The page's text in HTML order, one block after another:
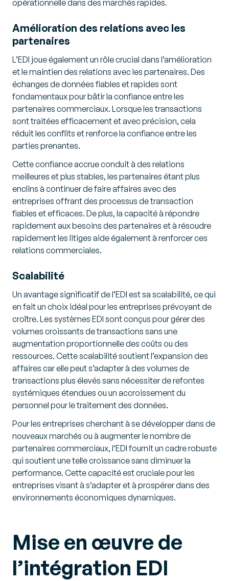
opérationnelle dans des marchés rapides.
Amélioration des relations avec les
partenaires
L’EDI joue également un rôle crucial dans l’amélioration
et le maintien des relations avec les partenaires. Des
échanges de données fiables et rapides sont
fondamentaux pour bâtir la confiance entre les
partenaires commerciaux. Lorsque les transactions
sont traitées efficacement et avec précision, cela
réduit les conflits et renforce la confiance entre les
parties prenantes.
Cette confiance accrue conduit à des relations
meilleures et plus stables, les partenaires étant plus
enclins à continuer de faire affaires avec des
entreprises offrant des processus de transaction
fiables et efficaces. De plus, la capacité à répondre
rapidement aux besoins des partenaires et à résoudre
rapidement les litiges aide également à renforcer ces
relations commerciales.
Scalabilité
Un avantage significatif de l’EDI est sa scalabilité, ce qui
en fait un choix idéal pour les entreprises prévoyant de
croître. Les systèmes EDI sont conçus pour gérer des
volumes croissants de transactions sans une
augmentation proportionnelle des coûts ou des
ressources. Cette scalabilité soutient l’expansion des
affaires car elle peut s’adapter à des volumes de
transactions plus élevés sans nécessiter de refontes
systémiques étendues ou un accroissement du
personnel pour le traitement des données.
Pour les entreprises cherchant à se développer dans de
nouveaux marchés ou à augmenter le nombre de
partenaires commerciaux, l’EDI fournit un cadre robuste
qui soutient une telle croissance sans diminuer la
performance. Cette capacité est cruciale pour les
entreprises visant à s’adapter et à prospérer dans des
environnements économiques dynamiques.
Mise en œuvre de
l’intégration EDI